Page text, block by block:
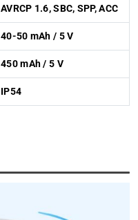
AVRCP 1.6, SBC, SPP, ACC
40-50 mAh / 5 V
450 mAh / 5 V
IP54